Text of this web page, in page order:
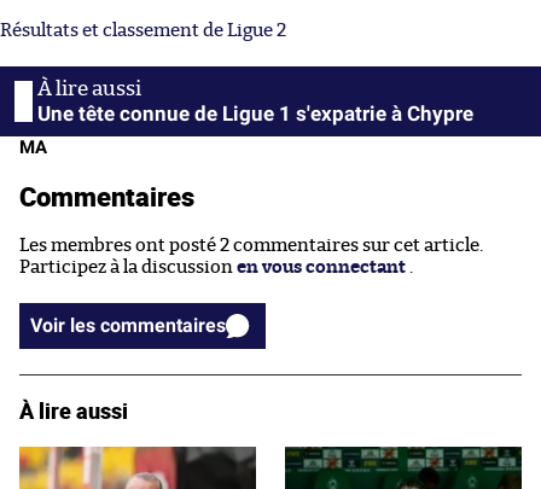
Résultats et classement de Ligue 2
Une tête connue de Ligue 1 s'expatrie à Chypre
MA
Commentaires
Les membres ont posté 2 commentaires sur cet article.
Participez à la discussion en vous connectant
Voir les commentaires
À lire aussi